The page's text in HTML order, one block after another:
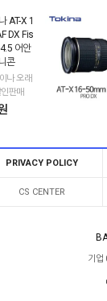
AT-X 1
DX Fis
어안
콘
나 오래
판매
PRIVACY POLICY
CS CENTER
기업